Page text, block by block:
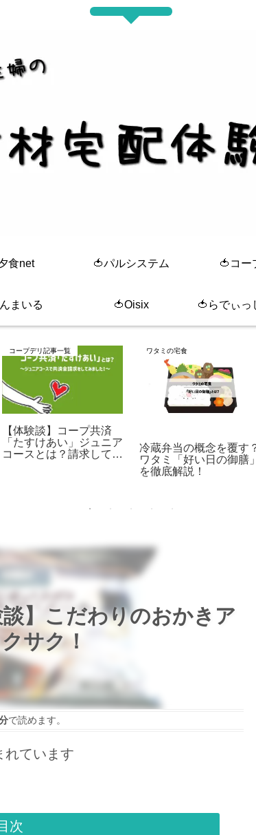
食net 🍅パルシステム 🍅コー
まいる 🍅Oisix 🍅らでぃっ
コープデリ記事一覧
【体験談】コープ共済
「たすけあい」ジュニア
コースとは？請求してみ
ワタミの宅食
冷蔵弁当の概念を覆す
ワタミ「好い日の御膳」
を徹底解説！
】こだわりのおかきア
サク！
で読めます。
れています
次